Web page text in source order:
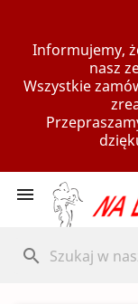
Informujemy,
nasz
Wszystkie

search